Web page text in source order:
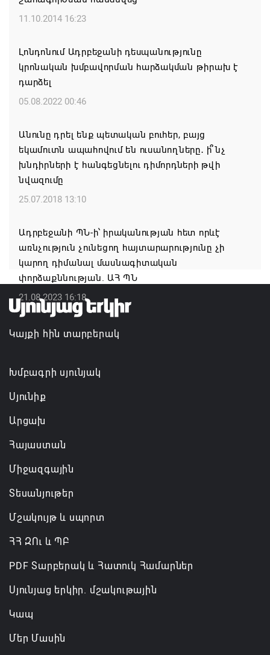
Միասնական աղոթք և Ամենայն Հայոց
Կաթողիկոսի հայրապետական պատգամը
07.08.2026 19:50
Ժամանակակից Բելառուսին պակասում է այն
կառավարման համակարգը, որը կար խորհրդային
Լուկաշենկոն
07.08.2026 17:16
ՀՀ ԱԱԾ սահմանապահ զորքերի
պատվիրակությունն այցելել է Լիտվայի
07.08.2026 16:57
Գարեգին Բ-ի և եպիսկոպոսների գործով
դատավորն ինքնաբացարկ է հայտնել
07.08.2026 16:55
Թուրքիան, Սաուդյան Արաբիան և Պակիստանը
11.10.2014 16:23
Լոնդոնում Ադրբեջանի դեսպանությունը
կրոնական խմբավորման հարձակման թիրախ է
դարձել
05.08.2022 00:46
Անունը դրել ենք պետական բուհեր, բայց
եկամուտն ապահովում են ուսանողները․ ի՞նչ
խնդիրների է հանգեցնելու դիմորդների թվի
նվազումը
25.07.2018 13:10
Ադրբեջանի ՊՆ-ի՝ իրականության հետ որևէ
առնչություն չունեցող հայտարարությունը չի
կարող դիմանալ մասնագիտական
փորձաքննության. ԱՀ ՊՆ
21.08.2023 16:18
Կայքի հին տարբերակ
Խմբագրի սյունյակ
Սյունիք
Արցախ
Հայաստան
Միջազգային
Տեսանյութեր
Մշակույթ և սպորտ
ՀՀ ԶՈւ և ՊԲ
PDF Տարբերակ և Հատուկ Համարներ
Սյունյաց երկիր. մշակութային
Կապ
Մեր Մասին